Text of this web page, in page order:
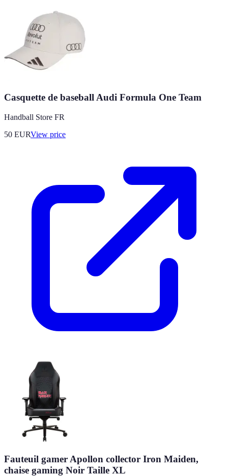
Casquette de baseball Audi Formula One Team
Handball Store FR
50 EURView price
Fauteuil gamer Apollon collector Iron Maiden,
chaise gaming Noir Taille XL